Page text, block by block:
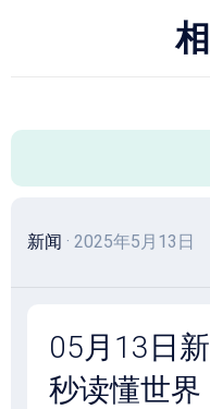
新闻 · 2025年5月13日
05月13日
秒读懂世界